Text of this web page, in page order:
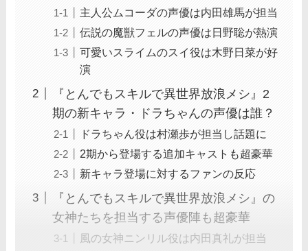
主人公ムコーダの声優は内田雄馬が担当
伝説の魔獣フェルの声優は日野聡が熱演
可愛いスライムのスイ役は木野日菜が好
演
『とんでもスキルで異世界放浪メシ』2
期の新キャラ・ドラちゃんの声優は誰？
ドラちゃん役は村瀬歩が担当し話題に
2期から登場する追加キャストも超豪華
新キャラ登場に対するファンの反応
『とんでもスキルで異世界放浪メシ』の
女神たちを担当する声優陣も超豪華
風の女神ニンリル役は内田真礼が担当